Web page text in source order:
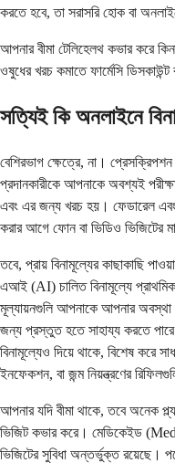
করতে হবে, তা সরাসরি হোক বা
আপনার বীমা টেলিহেলথ কভার করে
ওষুধের খরচ কমাতে ফার্মেসি
সত্যিই কি অনলাইনে
বেশিরভাগ ক্ষেত্রে, না।
প্রদানকারীকে আপনাকে অবশ্যই
এবং এর জন্য খরচ হয়। ফেডারেল
করার আগে ফোন বা ভিডিও ভিজিটের
তবে, প্রায় বিনামূল্যের কাছাকাছি
এআই (AI) চালিত বিনামূল্যে
মূল্যায়নগুলি আপনাকে আপনার অবস্থা
জন্য প্রস্তুত হতে সাহায্য করতে
বিনামূল্যেও দিয়ে থাকে, বিশেষ করে
ইনফেকশন, বা জন্ম নিয়ন্ত্রণের
আপনার যদি বীমা থাকে, তবে অনেক
ভিজিট কভার করে। মেডিকেইড
ভিজিটের সুবিধা অন্তর্ভুক্ত রয়েছে।